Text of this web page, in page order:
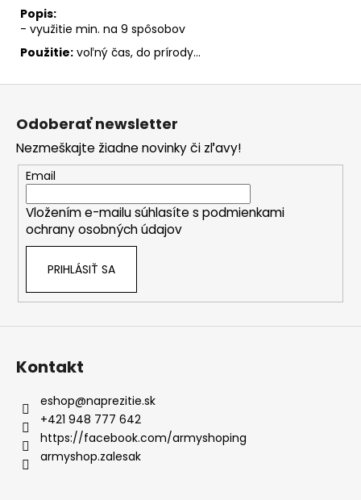
Popis:
- využitie min. na 9 spôsobov
Použitie: voľný čas, do prírody...
Z
Odoberať newsletter
Nezmeškajte žiadne novinky či zľavy!
Email
Vložením e-mailu súhlasíte s podmienkami
ochrany osobných údajov
PRIHLÁSIŤ SA
Kontakt
eshop@naprezitie.sk
+421 948 777 642
https://facebook.com/armyshoping
armyshop.zalesak